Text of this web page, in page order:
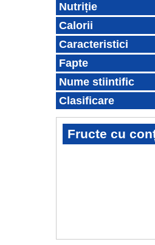
Nutriție
Calorii
Caracteristici
Fapte
Nume stiintific
Clasificare
Fructe cu